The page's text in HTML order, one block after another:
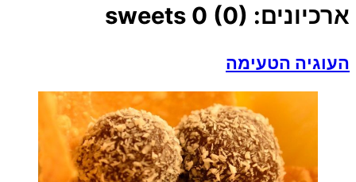
ארכיונים: sweets 0 (0)
העוגיה הטעימה